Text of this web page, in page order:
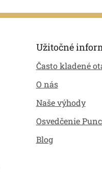
Užitočné
Často kladené
O nás
Naše výhody
Osvedčenie
Blog